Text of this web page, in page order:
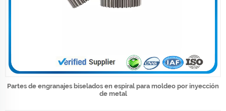
Partes de engranajes biselados en espiral para moldeo por inyección
de metal